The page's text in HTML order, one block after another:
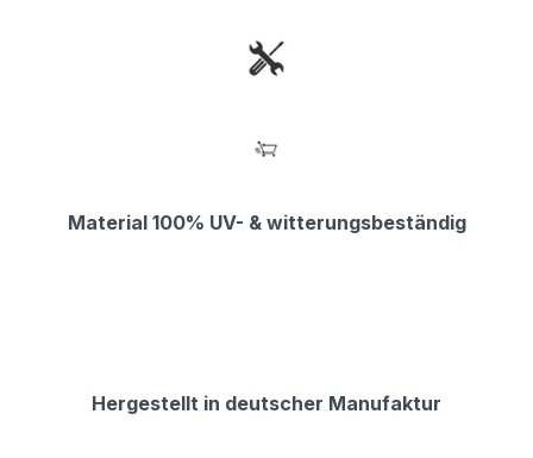
Material 100% UV- & witterungsbeständig
Hergestellt in deutscher Manufaktur